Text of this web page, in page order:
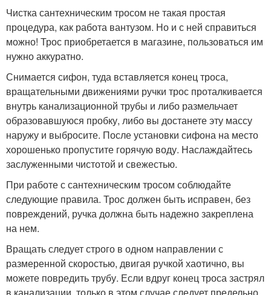
Чистка сантехническим тросом не такая простая
процедура, как работа вантузом. Но и с ней справиться
можно! Трос приобретается в магазине, пользоваться им
нужно аккуратно.
Снимается сифон, туда вставляется конец троса,
вращательными движениями ручки трос проталкивается
внутрь канализационной трубы и либо размельчает
образовавшуюся пробку, либо вы достанете эту массу
наружу и выбросите. После установки сифона на место
хорошенько пропустите горячую воду. Наслаждайтесь
заслуженными чистотой и свежестью.
При работе с сантехническим тросом соблюдайте
следующие правила. Трос должен быть исправен, без
повреждений, ручка должна быть надежно закреплена
на нем.
Вращать следует строго в одном направлении с
размеренной скоростью, двигая ручкой хаотично, вы
можете повредить трубу. Если вдруг конец троса застрял